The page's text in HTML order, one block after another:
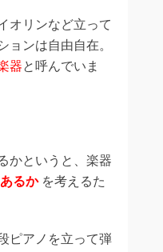
オリンなど立って
ョンは自由自在。
器と呼んでいま
かというと、楽器
るか を考えるた
ピアノを立って弾